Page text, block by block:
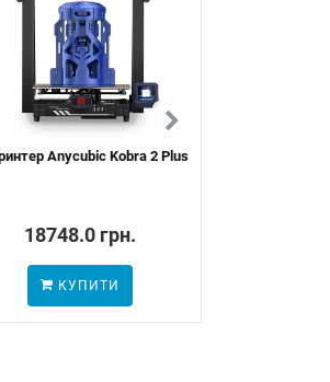
Anycubic Kobra 2 Plus
18748.0 грн.
КУПИТИ